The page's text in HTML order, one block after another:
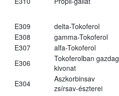
E309
delta-Tokoferol
E308
gamma-Tokoferol
E307
alfa-Tokoferol
E306
Tokoferolban gazdag
kivonat
E304
Aszkorbinsav
zsírsav-észterei